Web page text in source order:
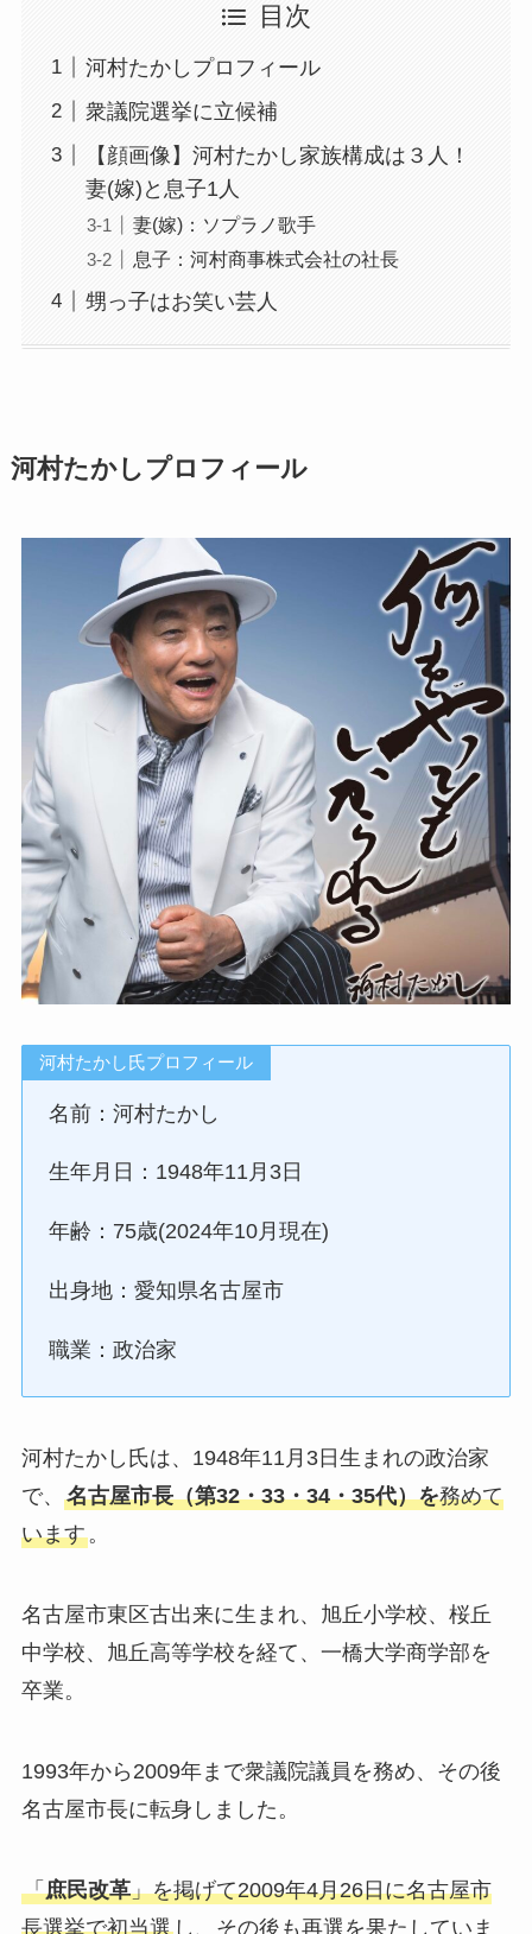
目次
河村たかしプロフィール
衆議院選挙に立候補
【顔画像】河村たかし家族構成は３人！
妻(嫁)と息子1人
妻(嫁)：ソプラノ歌手
息子：河村商事株式会社の社長
甥っ子はお笑い芸人
河村たかしプロフィール
河村たかし氏プロフィール
名前：河村たかし
生年月日：1948年11月3日
年齢：75歳(2024年10月現在)
出身地：愛知県名古屋市
職業：政治家
河村たかし氏は、1948年11月3日生まれの政治家
で、 名古屋市長（第32・33・34・35代）を務めて
います。
名古屋市東区古出来に生まれ、旭丘小学校、桜丘
中学校、旭丘高等学校を経て、一橋大学商学部を
卒業。
1993年から2009年まで衆議院議員を務め、その後
名古屋市長に転身しました。
「庶民改革」を掲げて2009年4月26日に名古屋市
長選挙で初当選し、その後も再選を果たしていま